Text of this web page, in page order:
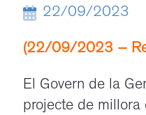
22/09/2023
(22/09/2023 –
El Govern de la
projecte de millora